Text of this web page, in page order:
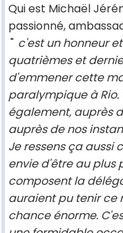
Qui est Michaël
passionné,
" c'est un honneur
quatrièmes et
d'emmener cette
paralympique à
également, auprès
auprès de nos
Je ressens ça aussi
envie d'être au plus
composent la
auraient pu tenir ce
chance énorme.